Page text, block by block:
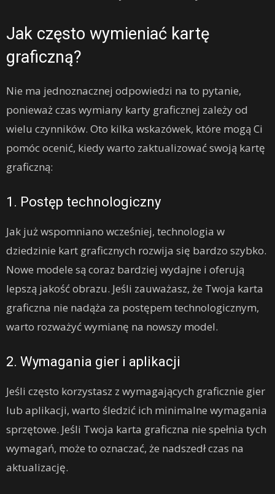
Jak często wymieniać kartę
graficzną?
Nie ma jednoznacznej odpowiedzi na to pytanie,
ponieważ czas wymiany karty graficznej zależy od
wielu czynników. Oto kilka wskazówek, które mogą Ci
pomóc ocenić, kiedy warto zaktualizować swoją kartę
graficzną:
1. Postęp technologiczny
Jak już wspomniano wcześniej, technologia w
dziedzinie kart graficznych rozwija się bardzo szybko.
Nowe modele są coraz bardziej wydajne i oferują
lepszą jakość obrazu. Jeśli zauważasz, że Twoja karta
graficzna nie nadąża za postępem technologicznym,
warto rozważyć wymianę na nowszy model.
2. Wymagania gier i aplikacji
Jeśli często korzystasz z wymagających graficznie gier
lub aplikacji, warto śledzić ich minimalne wymagania
sprzętowe. Jeśli Twoja karta graficzna nie spełnia tych
wymagań, może to oznaczać, że nadszedł czas na
aktualizację.